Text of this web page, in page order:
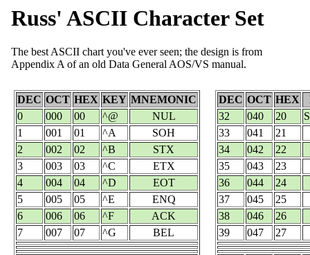
Russ' ASCII Character Set
The best ASCII chart you've ever seen; the design is from
Appendix A of an old Data General AOS/VS manual.
DEC OCT HEX KEY MNEMONIC
0
000 00 ^@
NUL
1
001 01 ^A
SOH
2
002 02 ^B
STX
3
003 03 ^C
ETX
4
004 04 ^D
EOT
5
005 05 ^E
ENQ
6
006 06 ^F
ACK
7
007 07 ^G BEL
DEC OCT HEX
32
040 20
33
041
21
34
042
22
35
043
23
36
044
24
37
045
25
38
046
26
39
047 27